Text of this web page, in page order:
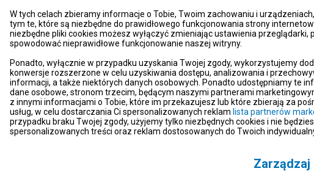
W tych celach zbieramy informacje o Tobie, Twoim zachowaniu i
tym te, które są niezbędne do prawidłowego funkcjonowania strony
niezbędne pliki cookies możesz wyłączyć zmieniając ustawienia przeglądarki,
spowodować nieprawidłowe funkcjonowanie naszej witryny.
Ponadto, wyłącznie w przypadku uzyskania Twojej zgody, wykorzystujemy
konwersje rozszerzone w celu uzyskiwania dostępu, analizowania i
informacji, a także niektórych danych osobowych. Ponadto udostępniamy te
dane osobowe, stronom trzecim, będącym naszymi partnerami
z innymi informacjami o Tobie, które im przekazujesz lub które zbierają za
usług, w celu dostarczania Ci spersonalizowanych reklam lista partnerów
przypadku braku Twojej zgody, użyjemy tylko niezbędnych cookies i nie
spersonalizowanych treści oraz reklam dostosowanych do Twoich
Zarządzaj
Karty
Znajdź sklep
Newsletter
Komunikaty
Deklaracje
Pomoc
Kontakt